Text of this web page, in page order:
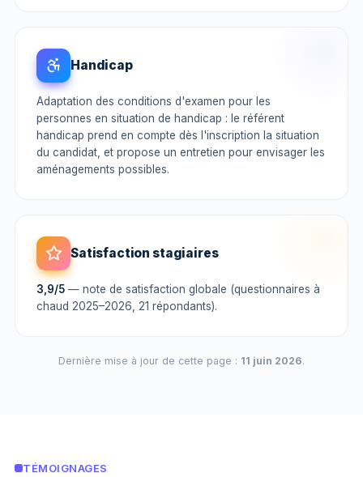
Handicap
Adaptation des conditions d'examen pour les
personnes en situation de handicap : le référent
handicap prend en compte dès l'inscription la situation
du candidat, et propose un entretien pour envisager les
aménagements possibles.
Satisfaction stagiaires
3,9/5 — note de satisfaction globale (questionnaires à
chaud 2025–2026, 21 répondants).
Dernière mise à jour de cette page : 11 juin 2026.
TÉMOIGNAGES